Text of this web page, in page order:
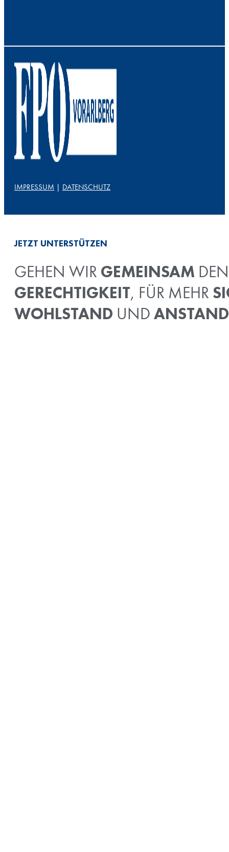
IMPRESSUM | DATENSCHUTZ
JETZT UNTERSTÜTZEN
GEHEN WIR GEMEINSAM
GERECHTIGKEIT, FÜR MEHR
WOHLSTAND UND ANSTAND